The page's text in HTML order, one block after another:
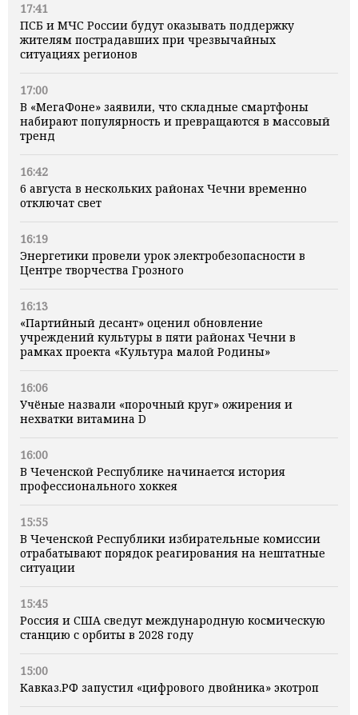
17:41
ПСБ и МЧС России будут оказывать поддержку
жителям пострадавших при чрезвычайных
ситуациях регионов
17:00
В «МегаФоне» заявили, что складные смартфоны
набирают популярность и превращаются в массовый
тренд
16:42
6 августа в нескольких районах Чечни временно
отключат свет
16:19
Энергетики провели урок электробезопасности в
Центре творчества Грозного
16:13
«Партийный десант» оценил обновление
учреждений культуры в пяти районах Чечни в
рамках проекта «Культура малой Родины»
16:06
Учёные назвали «порочный круг» ожирения и
нехватки витамина D
16:00
В Чеченской Республике начинается история
профессионального хоккея
15:55
В Чеченской Республики избирательные комиссии
отрабатывают порядок реагирования на нештатные
ситуации
15:45
Россия и США сведут международную космическую
станцию с орбиты в 2028 году
15:00
Кавказ.РФ запустил «цифрового двойника» экотроп